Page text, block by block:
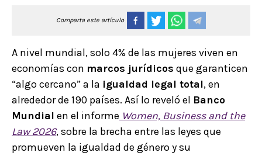
Comparta este artículo
A nivel mundial, solo 4% de las mujeres viven en
economías con marcos jurídicos que garanticen
“algo cercano” a la igualdad legal total, en
alrededor de 190 países. Así lo reveló el Banco
Mundial en el informe Women, Business and the
Law 2026, sobre la brecha entre las leyes que
promueven la igualdad de género y su